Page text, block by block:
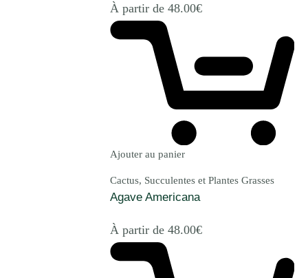
À partir de 48.00€
Ajouter au panier
Cactus, Succulentes et Plantes Grasses
Agave Americana
À partir de 48.00€